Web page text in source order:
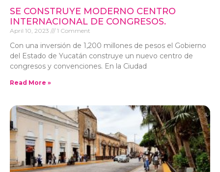
SE CONSTRUYE MODERNO CENTRO
INTERNACIONAL DE CONGRESOS.
April 10, 2023 1 Comment
Con una inversión de 1,200 millones de pesos el Gobierno
del Estado de Yucatán construye un nuevo centro de
congresos y convenciones. En la Ciudad
Read More »